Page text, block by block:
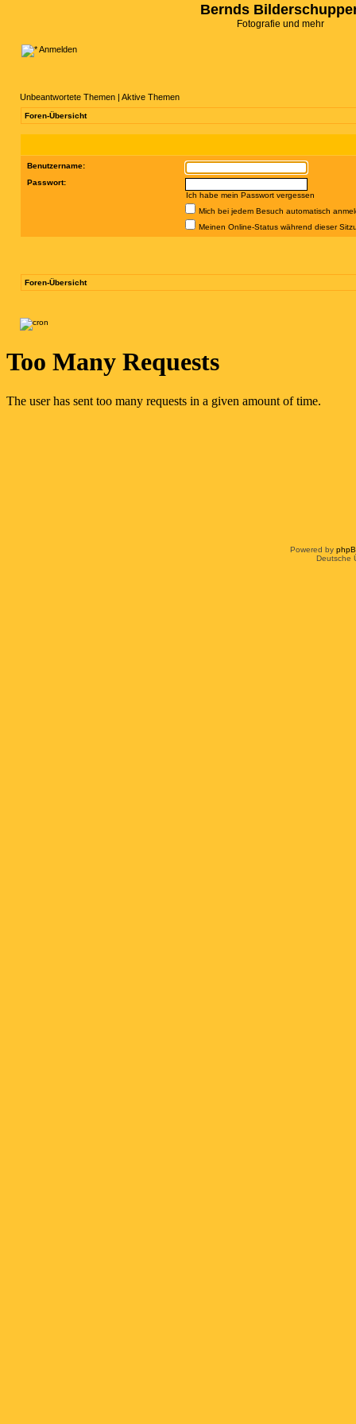
Bernds
Fotografie und mehr
Anmelden
Unbeantwortete Themen | Aktive Themen
Foren-Übersicht
Benutzername:
Passwort:
Ich habe mein Passwort vergessen
Mich bei jedem Besuch automatisch
Meinen Online-Status während dieser
Foren-Übersicht
Powered by
Deutsche